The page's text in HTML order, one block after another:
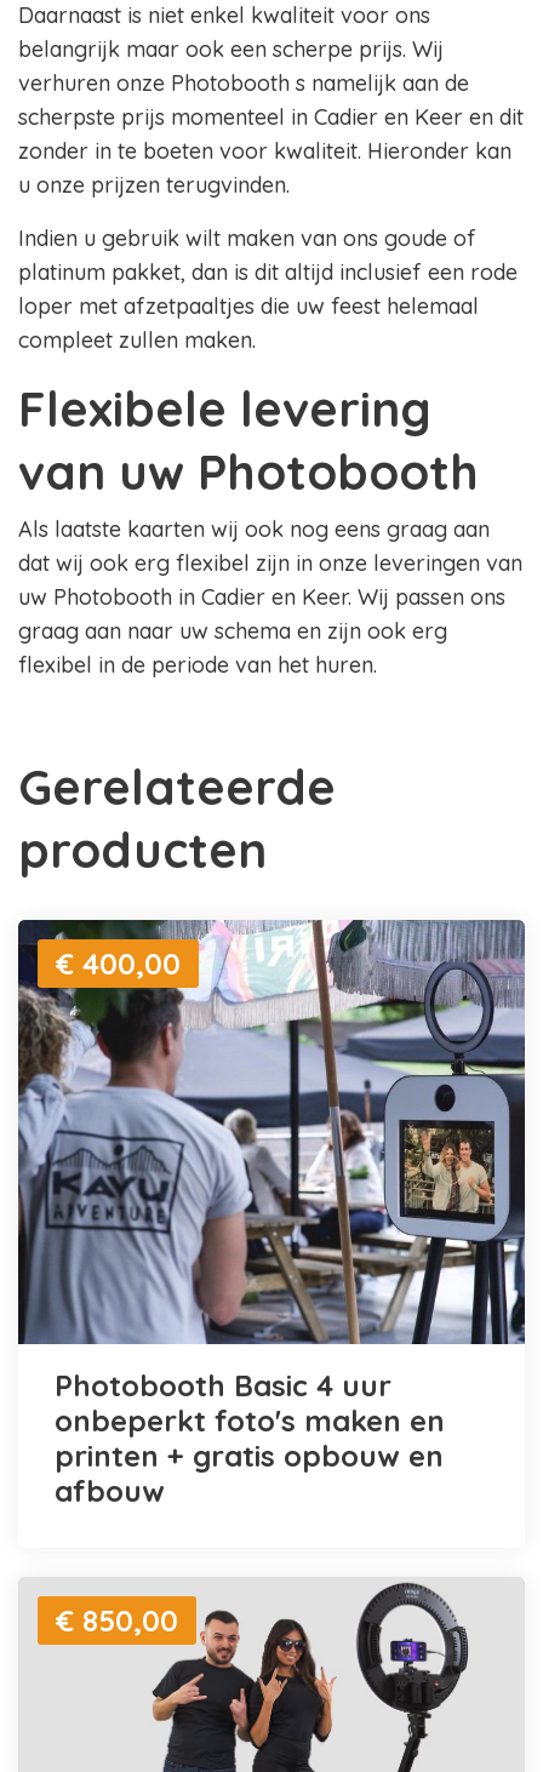
Daarnaast is niet enkel kwaliteit voor ons
belangrijk maar ook een scherpe prijs. Wij
verhuren onze Photobooth s namelijk aan de
scherpste prijs momenteel in Cadier en Keer en dit
zonder in te boeten voor kwaliteit. Hieronder kan
u onze prijzen terugvinden.
Indien u gebruik wilt maken van ons goude of
platinum pakket, dan is dit altijd inclusief een rode
loper met afzetpaaltjes die uw feest helemaal
compleet zullen maken.
Flexibele levering
van uw Photobooth
Als laatste kaarten wij ook nog eens graag aan
dat wij ook erg flexibel zijn in onze leveringen van
uw Photobooth in Cadier en Keer. Wij passen ons
graag aan naar uw schema en zijn ook erg
flexibel in de periode van het huren.
Gerelateerde
producten
€ 400,00
Photobooth Basic 4 uur
onbeperkt foto's maken en
printen + gratis opbouw en
afbouw
€ 850,00